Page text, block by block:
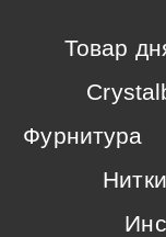
Товар
Фурнитура